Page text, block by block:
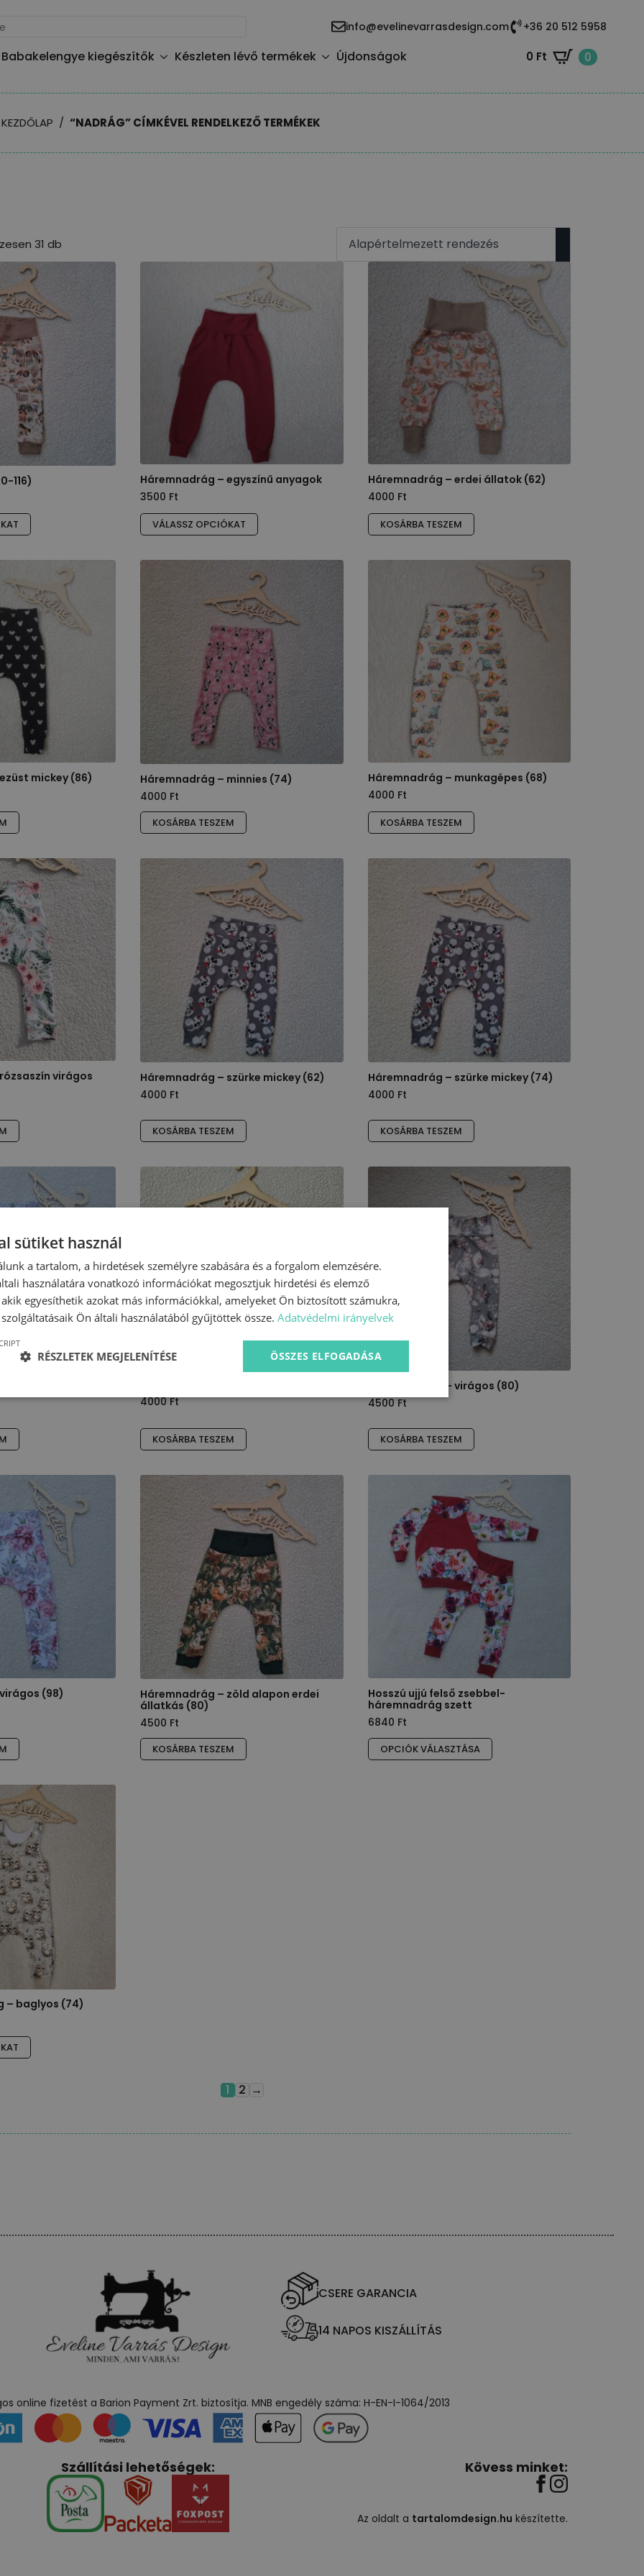
info@evelinevarrasdesign.com +36 20 512 5958
Babakelengye kiegészítők Készleten lévő termékek Újdonságok 0 Ft 0
KEZDŐLAP “NADRÁG” CÍMKÉVEL RENDELKEZŐ TERMÉKEK
31 db
116)
Háremnadrág – egyszínű anyagok
3500 Ft
VÁLASSZ OPCIÓKAT
Ennek
a
a
termékoldalon
választhatók
Háremnadrág – erdei állatok (62)
4000 Ft
KOSÁRBA TESZEM
mickey (86)
Háremnadrág – minnies (74)
4000 Ft
KOSÁRBA TESZEM
Háremnadrág – munkagépes (68)
4000 Ft
KOSÁRBA TESZEM
virágos
Háremnadrág – szürke mickey (62)
4000 Ft
KOSÁRBA TESZEM
Háremnadrág – szürke mickey (74)
4000 Ft
KOSÁRBA TESZEM
4000Ft
KOSÁRBA TESZEM
Háremnadrág – virágos (80)
4500Ft
KOSÁRBA TESZEM
(98)
Háremnadrág – zöld alapon erdei
állatkás (80)
4500 Ft
KOSÁRBA TESZEM
Hosszú ujjú felső zsebbel-
háremnadrág szett
6840 Ft
OPCIÓK VÁLASZTÁSA
Ennek
a
– baglyos (74)
1 2 →
CSERE GARANCIA
14 NAPOS KISZÁLLÍTÁS
online fizetést a Barion Payment Zrt. biztosítja. MNB engedély száma: H-EN-I-1064/2013
Szállítási lehetőségek: Kövess minket:
Az oldalt a tartalomdesign.hu készítette.
sütiket használ
a tartalom, a hirdetések személyre szabására és a forgalom elemzésére.
használatára vonatkozó információkat megosztjuk hirdetési és elemző
egyesíthetik azokat más információkkal, amelyeket Ön biztosított számukra,
Ön általi használatából gyűjtöttek össze. Adatvédelmi irányelvek
ÖSSZES ELFOGADÁSA
RÉSZLETEK MEGJELENÍTÉSE